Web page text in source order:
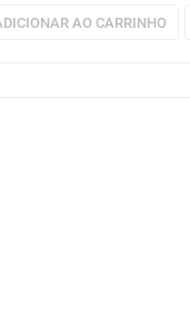
AO CARRINHO